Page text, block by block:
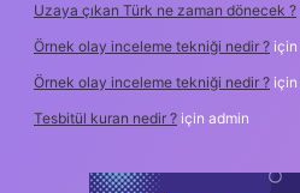
Uzaya çıkan Türk ne zaman dönecek ?
Örnek olay inceleme tekniği nedir ? için
Örnek olay inceleme tekniği nedir ? için
Tesbitül kuran nedir ? için admin